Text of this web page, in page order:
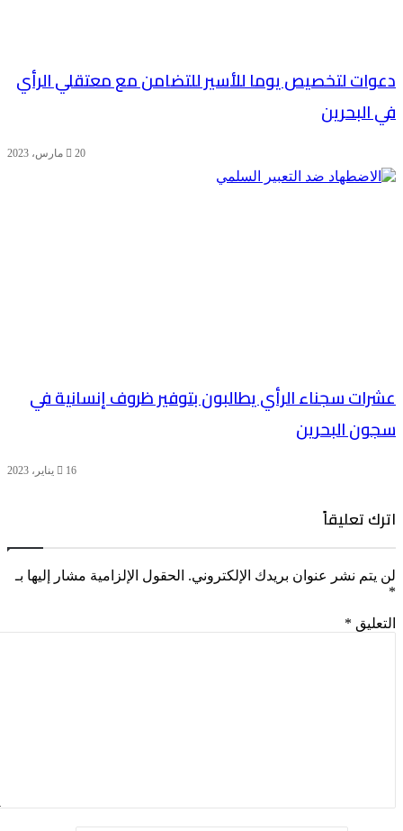
دعوات لتخصيص يوما للأسير للتضامن مع معتقلي الرأي
في البحرين
20 مارس، 2023
عشرات سجناء الرأي يطالبون بتوفير ظروف إنسانية في
سجون البحرين
16 يناير، 2023
اترك تعليقاً
لن يتم نشر عنوان بريدك الإلكتروني.
الحقول الإلزامية مشار إليها بـ
*
التعليق *